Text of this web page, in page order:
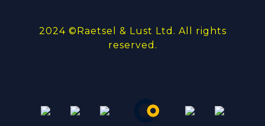
2024 ©Raetsel & Lust Ltd. All rights
reserved.